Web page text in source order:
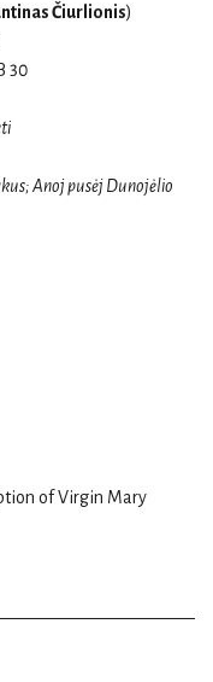
Čiurlionis)
30
Anoj pusėj Dunojėlio
of Virgin Mary